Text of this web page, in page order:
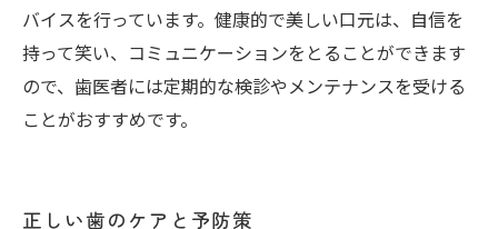
バイスを行っています。健康的で美しい口元は、自信を
持って笑い、コミュニケーションをとることができます
ので、歯医者には定期的な検診やメンテナンスを受ける
ことがおすすめです。
正しい歯のケアと予防策